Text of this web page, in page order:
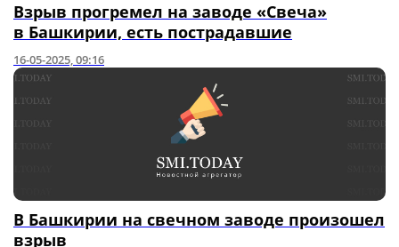
Взрыв прогремел на заводе «Свеча»
в Башкирии, есть пострадавшие
16-05-2025, 09:16
В Башкирии на свечном заводе произошел
взрыв